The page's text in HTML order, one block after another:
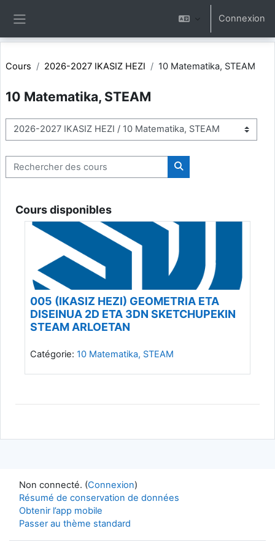
Connexion
Cours 2026-2027 IKASIZ HEZI 10 Matematika, STEAM
10 Matematika, STEAM
Catégories de cours
Rechercher des cours
Rechercher des cours
Cours disponibles
005 (IKASIZ HEZI) GEOMETRIA ETA
DISEINUA 2D ETA 3DN SKETCHUPEKIN
STEAM ARLOETAN
Catégorie: 10 Matematika, STEAM
Non connecté. (Connexion)
Résumé de conservation de données
Obtenir l’app mobile
Passer au thème standard